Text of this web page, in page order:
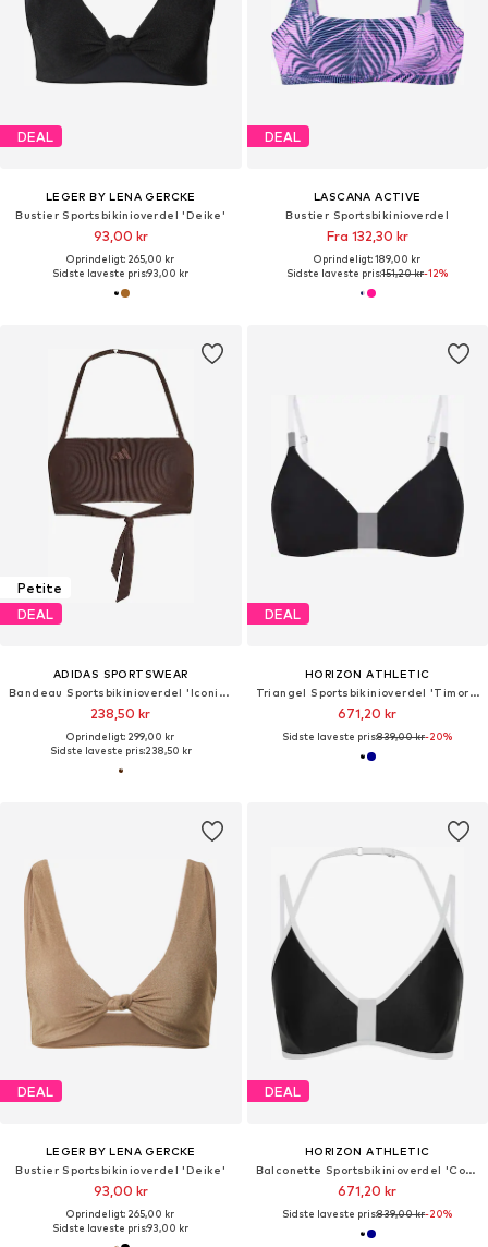
DEAL
LEGER BY LENA GERCKE
Bustier Sportsbikinioverdel 'Deike'
93,00 kr
Oprindeligt: 265,00 kr
Sidste laveste pris:93,00 kr
DEAL
LASCANA ACTIVE
Bustier Sportsbikinioverdel
Fra 132,30 kr
Oprindeligt: 189,00 kr
Sidste laveste pris:151,20 kr-12%
Petite
DEAL
ADIDAS SPORTSWEAR
Bandeau Sportsbikinioverdel 'Iconisea'
238,50 kr
Oprindeligt: 299,00 kr
Sidste laveste pris:238,50 kr
DEAL
HORIZON ATHLETIC
Triangel Sportsbikinioverdel 'Timor Bikini Top Luna'
671,20 kr
Sidste laveste pris:839,00 kr-20%
DEAL
LEGER BY LENA GERCKE
Bustier Sportsbikinioverdel 'Deike'
93,00 kr
Oprindeligt: 265,00 kr
Sidste laveste pris:93,00 kr
DEAL
HORIZON ATHLETIC
Balconette Sportsbikinioverdel 'Coral Sea Bikini Top Luna'
671,20 kr
Sidste laveste pris:839,00 kr-20%